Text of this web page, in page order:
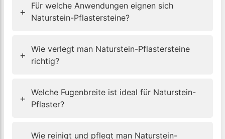
+
Für welche Anwendungen eignen sich
Naturstein-Pflastersteine?
+
Wie verlegt man Naturstein-Pflastersteine
richtig?
+
Welche Fugenbreite ist ideal für Naturstein-
Pflaster?
Wie reinigt und pflegt man Naturstein-